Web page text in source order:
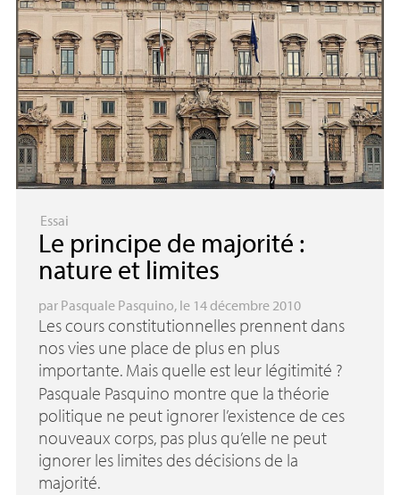
Essai
Le principe de majorité :
nature et limites
par Pasquale Pasquino, le 14 décembre 2010
Les cours constitutionnelles prennent dans
nos vies une place de plus en plus
importante. Mais quelle est leur légitimité ?
Pasquale Pasquino montre que la théorie
politique ne peut ignorer l’existence de ces
nouveaux corps, pas plus qu’elle ne peut
ignorer les limites des décisions de la
majorité.